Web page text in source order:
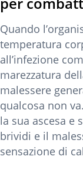
Quando
temperatura
all’infezione
marezzatura
malessere
qualcosa non
la sua ascesa e
brividi e il
sensazione di